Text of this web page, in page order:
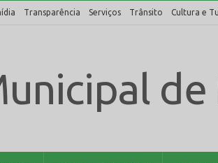
Transparência Serviços Trânsito Cultura e